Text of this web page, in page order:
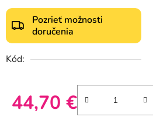
Pozrieť možnosti
doručenia
Kód:
44,70 €